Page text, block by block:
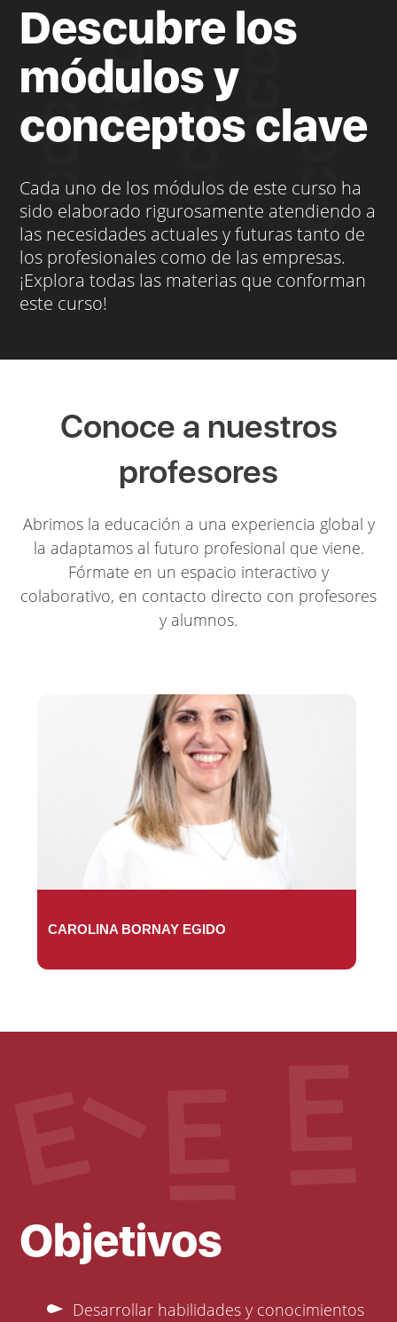
Descubre los
módulos y
conceptos clave
Cada uno de los módulos de este curso ha
sido elaborado rigurosamente atendiendo a
las necesidades actuales y futuras tanto de
los profesionales como de las empresas.
¡Explora todas las materias que conforman
este curso!
Conoce a nuestros
profesores
Abrimos la educación a una experiencia global y
la adaptamos al futuro profesional que viene.
Fórmate en un espacio interactivo y
colaborativo, en contacto directo con profesores
y alumnos.
CAROLINA BORNAY EGIDO
Objetivos
Desarrollar habilidades y conocimientos